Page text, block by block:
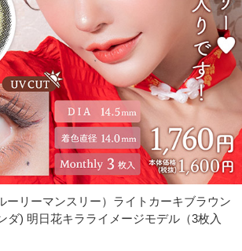
ーリーマンスリー）ライトカーキブラウン
ダ) 明日花キラライメージモデル（3枚入